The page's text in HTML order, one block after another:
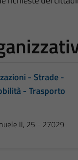
- Strade -
- Trasporto
II, 25 - 27029